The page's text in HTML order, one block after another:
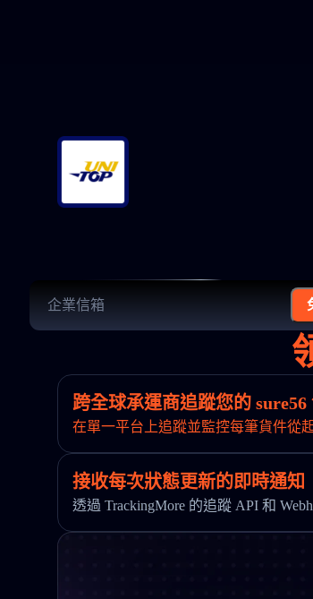
跨全球承運商追蹤您的 sure56
在單一平台上追蹤並監控每筆貨件從
接收每次狀態更新的即時通知
透過 TrackingMore 的追蹤 API 和